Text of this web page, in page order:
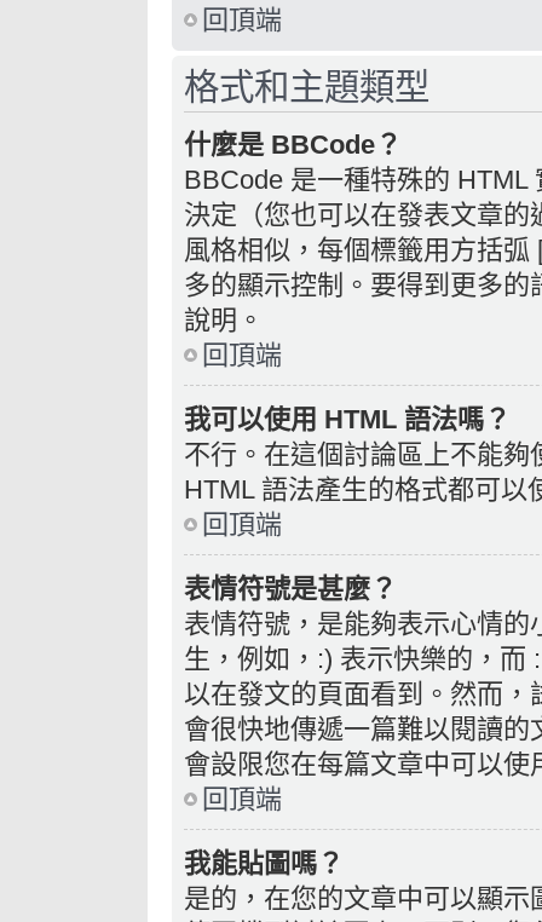
回頂端
格式和主題類型
什麼是 BBCode？
BBCode 是一種特殊的
決定（您也可以在發表文章
風格相似，每個標籤用方括
多的顯示控制。要得到更多
說明。
回頂端
我可以使用 HTML 語法嗎？
不行。在這個討論區上不能
HTML 語法產生的格式都可以
回頂端
表情符號是甚麼？
表情符號，是能夠表示心情
生，例如，:) 表示快樂的，而
以在發文的頁面看到。然而
會很快地傳遞一篇難以閱讀
會設限您在每篇文章中可以使
回頂端
我能貼圖嗎？
是的，在您的文章中可以顯